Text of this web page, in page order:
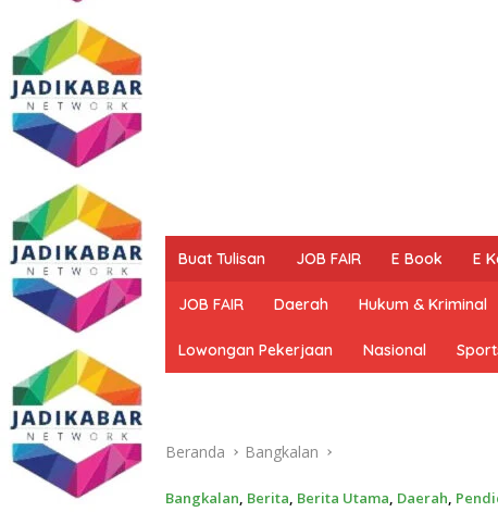
Buat Tulisan JOB FAIR E Book E
JOB FAIR Daerah Hukum & Kriminal
Lowongan Pekerjaan Nasional
Beranda Bangkalan
Bangkalan, Berita, Berita Utama, Daerah,